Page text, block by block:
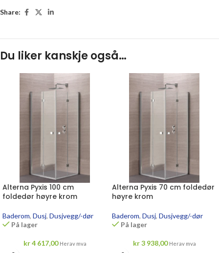
Share:
Du liker kanskje også…
Alterna Pyxis 100 cm
foldedør høyre krom
Baderom, Dusj, Dusjvegg/-dør
På lager
kr4 617,00 Herav mva
Alterna Pyxis 70 cm foldedør
høyre krom
Baderom, Dusj, Dusjvegg/-dør
På lager
kr3 938,00 Herav mva